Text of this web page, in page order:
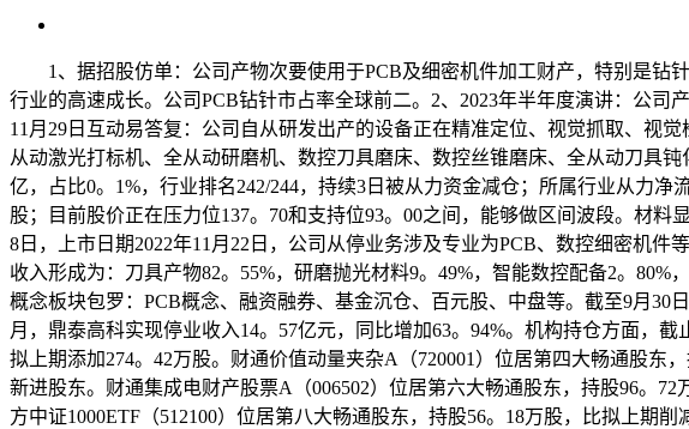
1、据招股仿单：公司产物次要使用于PCB及细密机件加工财产，特别是钻
行业的高速成长。公司PCB钻针市占率全球前二。2、2023年半年度演讲：公
11月29日互动易答复：公司自从研发出产的设备正在精准定位、视觉抓取、视
从动激光打标机、全从动研磨机、数控刀具磨床、数控丝锥磨床、全从动刀具
亿，占比0。1%，行业排名242/244，持续3日被从力资金减仓；所属行业从力
股；目前股价正在压力位137。70和支持位93。00之间，能够做区间波段。材
8日，上市日期2022年11月22日，公司从停业务涉及专业为PCB、数控细密机
收入形成为：刀具产物82。55%，研磨抛光材料9。49%，智能数控配备2。
概念板块包罗：PCB概念、融资融券、基金沉仓、百元股、中盘等。截至9月30
月，鼎泰高科实现停业收入14。57亿元，同比增加63。94%。机构持仓方面，
拟上期添加274。42万股。财通价值动量夹杂A（720001）位居第四大畅通股东
新进股东。财通集成电财产股票A（006502）位居第六大畅通股东，持股96。
方中证1000ETF（512100）位居第八大畅通股东，持股56。18万股，比拟上期